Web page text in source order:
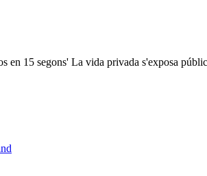
en 15 segons' La vida privada s'exposa